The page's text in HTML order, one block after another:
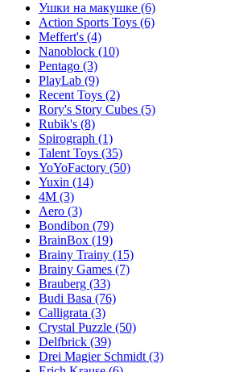
Ушки на макушке (6)
Action Sports Toys (6)
Meffert's (4)
Nanoblock (10)
Pentago (3)
PlayLab (9)
Recent Toys (2)
Rory's Story Cubes (5)
Rubik's (8)
Spirograph (1)
Talent Toys (35)
YoYoFactory (50)
Yuxin (14)
4M (3)
Aero (3)
Bondibon (79)
BrainBox (19)
Brainy Trainy (15)
Brainy Games (7)
Brauberg (33)
Budi Basa (76)
Calligrata (3)
Crystal Puzzle (50)
Delfbrick (39)
Drei Magier Schmidt (3)